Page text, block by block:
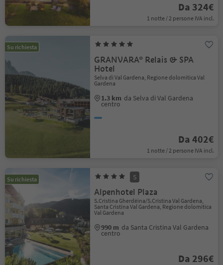
Da 324€
1 notte / 2 persone IVA incl.
Su richiesta
GRANVARA® Relais & SPA
Hotel
Selva di Val Gardena, Regione dolomitica Val
Gardena
1.3 km da Selva di Val Gardena
centro
Da 402€
1 notte / 2 persone IVA incl.
Su richiesta S
Alpenhotel Plaza
S.Cristina Gherdëina/S.Cristina Val Gardena,
Santa Cristina Val Gardena, Regione dolomitica
Val Gardena
990 m da Santa Cristina Val Gardena
centro
Da 296€